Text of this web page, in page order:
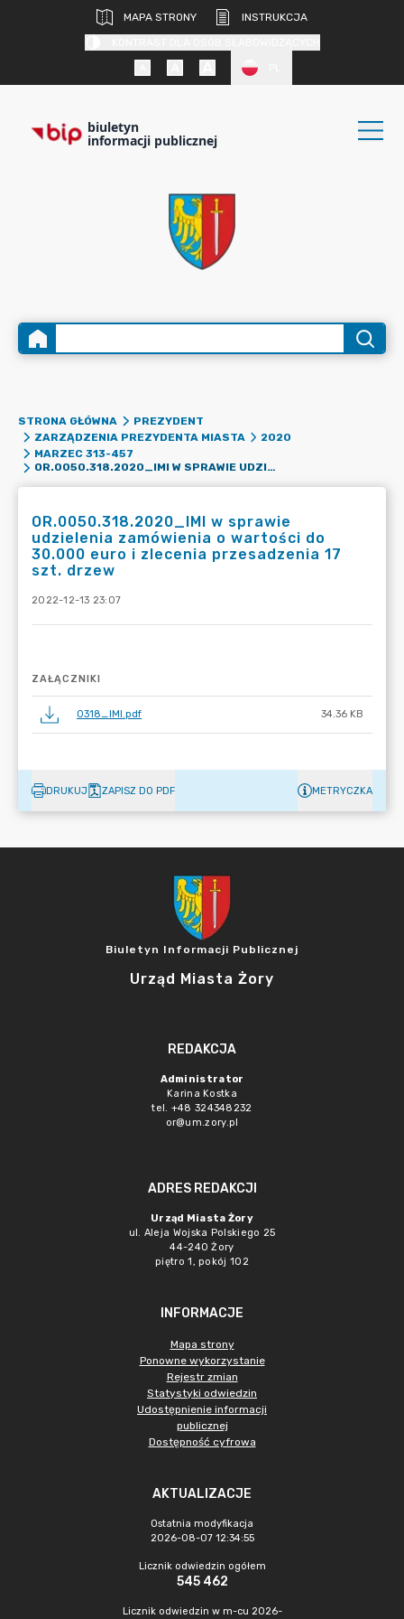
MAPA STRONY
INSTRUKCJA
biuletyn
informacji publicznej
STRONA GŁÓWNA
PREZYDENT
ZARZĄDZENIA PREZYDENTA MIASTA
2020
MARZEC 313-457
OR.0050.318.2020_IMI W SPRAWIE UDZIELENIA ZAMÓWIENIA O WARTOŚCI DO 30.000 EURO I ZLECENIA PRZESADZENIA 17 SZT. DRZEW
OR.0050.318.2020_IMI w sprawie
udzielenia zamówienia o wartości do
30.000 euro i zlecenia przesadzenia 17
szt. drzew
2022-12-13 23:07
ZAŁĄCZNIKI
0318_IMI.pdf 34.36 KB
DRUKUJ ZAPISZ DO PDF METRYCZKA
Biuletyn Informacji Publicznej
Urząd Miasta Żory
REDAKCJA
Administrator
Karina Kostka
tel. +48 324348232
or@um.zory.pl
ADRES REDAKCJI
Urząd Miasta Żory
ul. Aleja Wojska Polskiego 25
44-240 Żory
piętro 1, pokój 102
INFORMACJE
Mapa strony
Ponowne wykorzystanie
Rejestr zmian
Statystyki odwiedzin
Udostępnienie informacji
publicznej
Dostępność cyfrowa
AKTUALIZACJE
Ostatnia modyfikacja
2026-08-07 12:34:55
Licznik odwiedzin ogółem
545 462
Licznik odwiedzin w m-cu 2026-